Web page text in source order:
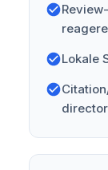
Lokale